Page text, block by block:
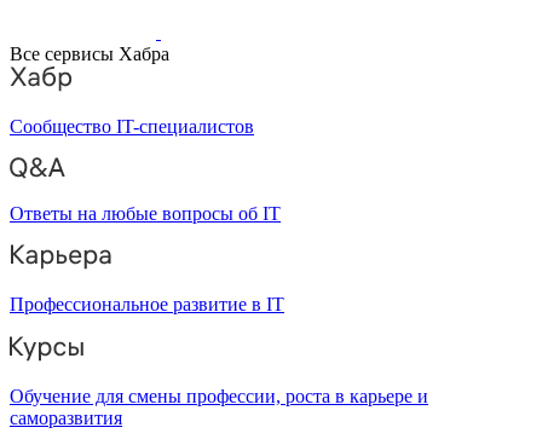
Все сервисы Хабра
Сообщество IT-специалистов
Ответы на любые вопросы об IT
Профессиональное развитие в IT
Обучение для смены профессии, роста в карьере и
саморазвития